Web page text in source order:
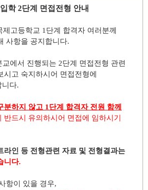
학2단계 면접전형 안내
제고등학교 1 단계 합격자 여러분께
사항을 공지합니다.
교에서 진행되는 2단계 면접전형 관련
시고 숙지하시어 면접전형에
니다.
분하지 않고 1 단계 합격자 전원 함께
반드시 유의하시어 면접에 임하시기
라인 등 전형관련 자료 및 전형결과는
니다.
항이 있을 경우,